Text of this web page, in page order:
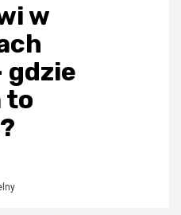
w
gdzie
to